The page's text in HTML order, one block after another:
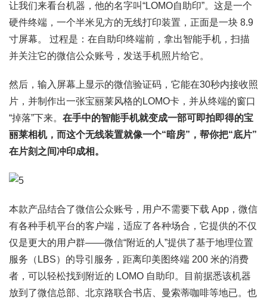
让我们来看台机器，他的名字叫“LOMO自助印”。这是一个
硬件终端，一个半米见方的无线打印装置，正面是一块 8.9
寸屏幕。 过程是：在自助印终端前，拿出智能手机，扫描
并关注它的微信公众账号，发送手机照片给它。
然后，输入屏幕上显示的微信验证码，它能在30秒内接收照
片，并制作出一张宝丽莱风格的LOMO卡，并从终端的窗口
“掉落”下来。 在手中的智能手机就变成一部可即拍即得的宝
丽莱相机，而这个无线装置就像一个“暗房”，帮你把“底片”
在片刻之间冲印成相。
本款产品结合了微信公众账号，用户不需要下载 App，微信
有各种手机平台的客户端，适应了各种场合，它提供的不仅
仅是更大的用户群——微信“附近的人”提供了基于地理位置
服务（LBS）的导引服务，距离印美图终端 200 米的消费
者，可以轻松找到附近的 LOMO 自助印。目前据悉该机器
放到了微信总部、北京路联合书店、曼索蒂咖啡等地已。也